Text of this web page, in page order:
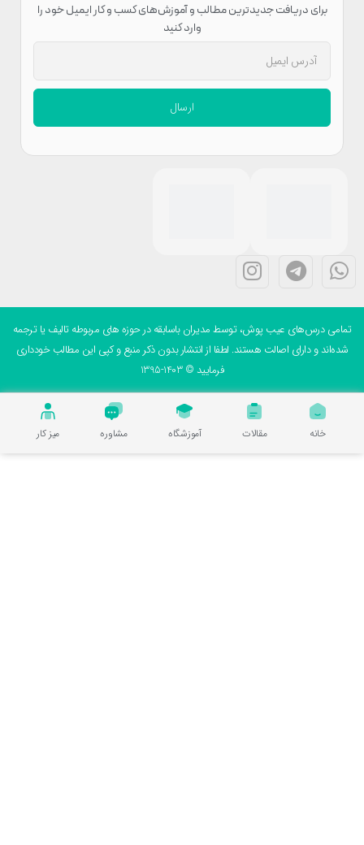
برای دریافت جدیدترین مطالب و آموزش‌های کسب و کار ایمیل خود را
وارد کنید
ارسال
درس‌های عیب پوش، توسط مدیران باسابقه در حوزه های مربوطه تالیف یا ترجمه
و دارای اصالت هستند. لطفا از انتشار بدون ذکر منبع و کپی این مطالب خودداری
فرمایید © 1403-1395
مقالات آموزشگاه مشاوره